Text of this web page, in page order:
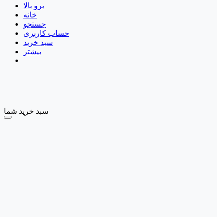
برو بالا
خانه
جستجو
حساب کاربری
سبد خرید
بیشتر
سبد خرید شما